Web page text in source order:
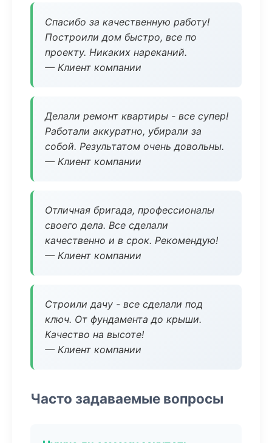
Спасибо за качественную работу!
Построили дом быстро, все по
проекту. Никаких нареканий.
— Клиент компании
Делали ремонт квартиры - все супер!
Работали аккуратно, убирали за
собой. Результатом очень довольны.
— Клиент компании
Отличная бригада, профессионалы
своего дела. Все сделали
качественно и в срок. Рекомендую!
— Клиент компании
Строили дачу - все сделали под
ключ. От фундамента до крыши.
Качество на высоте!
— Клиент компании
Часто задаваемые вопросы